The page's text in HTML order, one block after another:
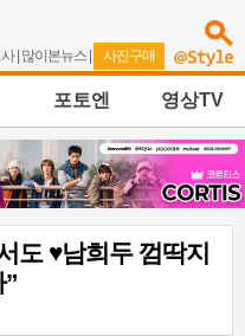
| 많이본뉴스 | 사진구매
포토엔 영상TV
도 ♥남희두 껌딱지